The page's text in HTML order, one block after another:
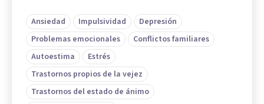
Ansiedad Impulsividad
Depresión
Problemas emocionales
Conflictos familiares
Autoestima
Estrés
Trastornos propios de la vejez
Trastornos del estado de ánimo